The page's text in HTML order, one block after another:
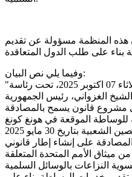
اﻟﻤﻨﻈﻤﺔ ﻣﺴﺆوﻟﺔ ﻋﻦ ﺗﻘﺪﻳﻢ
وفيما يلي نص البيان:
"اﺟﺘﻤﻊ ﻣﺠﻠﺲ اﻟﻮزراء اﻟﻴﻮم اﻟﺜﻼﺛﺎء 07 اﻛﺘﻮﺑﺮ 2025، ﺗﺤﺖ رﺋﺎﺳﺔ
ﻗﺎﻧﻮن ﻳﺴﻤﺢ ﺑﺎﻟﻤﺼﺎدﻗﺔ
ﻟﻠﻮﺳﺎﻃﺔ اﻟﻤﻮﻗﻌﺔ ﻓﻲ ﻫﻮﻧﻎ ﻛﻮﻧﻎ
ﻋﻠﻰ إﻧﺸﺎء إﻃﺎر ﻗﺎﻧﻮﻧﻲ
وﻣﺆﺳﺴﻲ ﻟﺘﻄﺒﻴﻖ اﻟﻤﺎدة 33 ﻣﻦ ﻣﻴﺜﺎق الأمم اﻟﻤﺘﺤﺪة اﻟﻤﺘﻌﻠﻘﺔ